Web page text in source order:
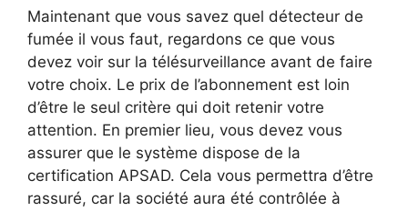
Maintenant que vous savez quel détecteur de
fumée il vous faut, regardons ce que vous
devez voir sur la télésurveillance avant de faire
votre choix. Le prix de l’abonnement est loin
d’être le seul critère qui doit retenir votre
attention. En premier lieu, vous devez vous
assurer que le système dispose de la
certification APSAD. Cela vous permettra d’être
rassuré, car la société aura été contrôlée à